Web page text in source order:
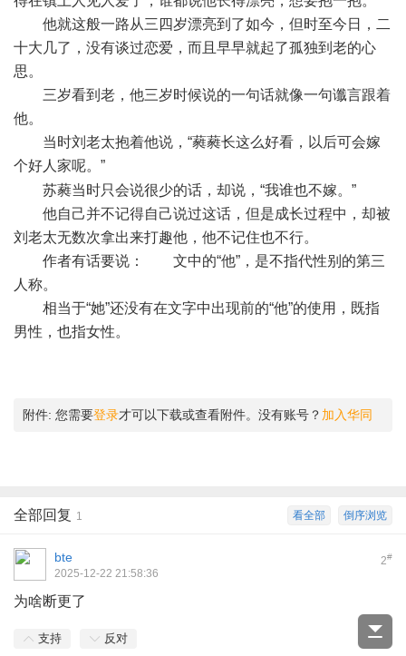
他就这般一路从三四岁漂亮到了如今，但时至今日，二
十大几了，没有谈过恋爱，而且早早就起了孤独到老的心
思。
三岁看到老，他三岁时候说的一句话就像一句谶言跟着
他。
当时刘老太抱着他说，“蕤蕤长这么好看，以后可会嫁
个好人家呢。”
苏蕤当时只会说很少的话，却说，“我谁也不嫁。”
他自己并不记得自己说过这话，但是成长过程中，却被
刘老太无数次拿出来打趣他，他不记住也不行。
作者有话要说： 文中的“他”，是不指代性别的第三
人称。
相当于“她”还没有在文字中出现前的“他”的使用，既指
男性，也指女性。
附件: 您需要登录才可以下载或查看附件。没有账号？ 加入华同
倒序浏览
看全部
全部回复 1
2#
bte
2025-12-22 21:58:36
为啥断更了
支持 反对